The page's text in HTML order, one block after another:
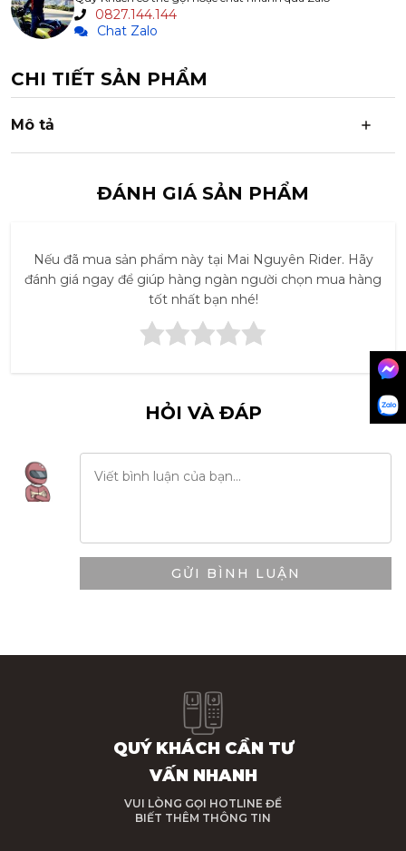
0827.144.144
Chat Zalo
Lý tưởng cho mọi tình huống:
giải trí, và du lịch nhờ tính năng bảo vệ cao cấp và sự tiện
CHI TIẾT SẢN PHẨM
Mô tả
ĐÁNH GIÁ SẢN PHẨM
Nếu đã mua sản phẩm này tại Mai Nguyên Rider. Hãy
đánh giá ngay để giúp hàng ngàn người chọn mua hàng
tốt nhất bạn nhé!
HỎI VÀ ĐÁP
GỬI BÌNH LUẬN
QUÝ KHÁCH CẦN TƯ
VẤN NHANH
VUI LÒNG GỌI HOTLINE ĐỂ
BIẾT THÊM THÔNG TIN